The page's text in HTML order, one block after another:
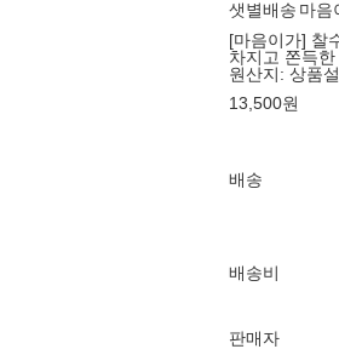
샛별배송 마음
[마음이가] 찰
차지고 쫀득
원산지: 상품
13,500원
배송
배송비
판매자